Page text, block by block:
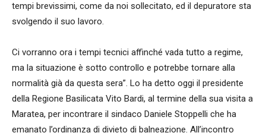
tempi brevissimi, come da noi sollecitato, ed il depuratore sta
svolgendo il suo lavoro.
Ci vorranno ora i tempi tecnici affinché vada tutto a regime,
ma la situazione è sotto controllo e potrebbe tornare alla
normalità già da questa sera”. Lo ha detto oggi il presidente
della Regione Basilicata Vito Bardi, al termine della sua visita a
Maratea, per incontrare il sindaco Daniele Stoppelli che ha
emanato l’ordinanza di divieto di balneazione. All’incontro